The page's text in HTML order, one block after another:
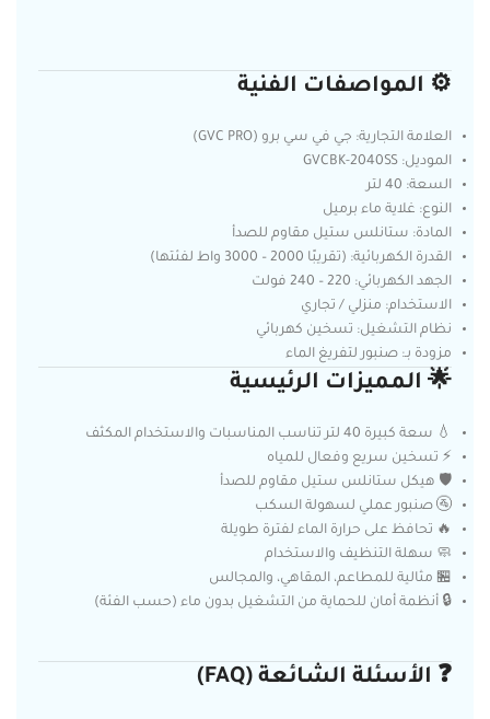
⚙️ المواصفات الفنية
العلامة التجارية: جي في سي برو (GVC PRO)
الموديل: GVCBK-2040SS
السعة: 40 لتر
النوع: غلاية ماء برميل
المادة: ستانلس ستيل مقاوم للصدأ
القدرة الكهربائية: (تقريبًا 2000 – 3000 واط لفئتها)
الجهد الكهربائي: 220 – 240 فولت
الاستخدام: منزلي / تجاري
نظام التشغيل: تسخين كهربائي
مزودة بـ: صنبور لتفريغ الماء
🌟 المميزات الرئيسية
💧 سعة كبيرة 40 لتر تناسب المناسبات والاستخدام المكثف
⚡ تسخين سريع وفعال للمياه
🛡️ هيكل ستانلس ستيل مقاوم للصدأ
🚰 صنبور عملي لسهولة السكب
🔥 تحافظ على حرارة الماء لفترة طويلة
🧼 سهلة التنظيف والاستخدام
🏪 مثالية للمطاعم، المقاهي، والمجالس
🔒 أنظمة أمان للحماية من التشغيل بدون ماء (حسب الفئة)
❓ الأسئلة الشائعة (FAQ)